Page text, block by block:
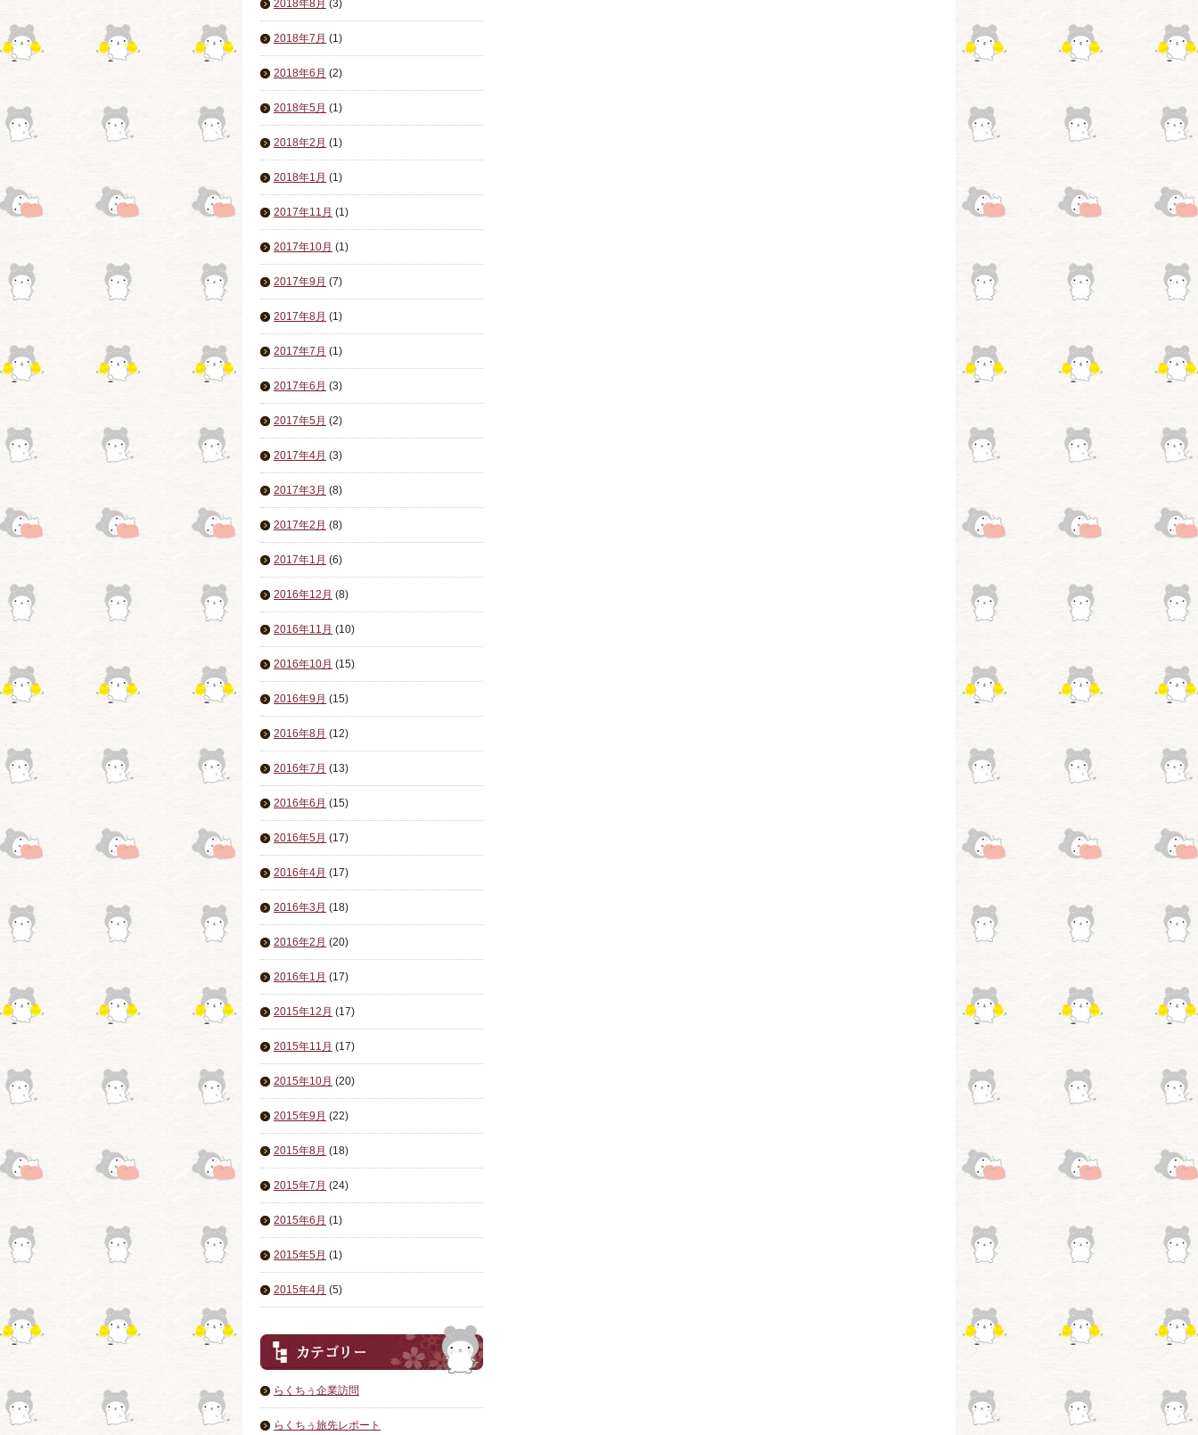
2018年8月 (3)
2018年7月 (1)
2018年6月 (2)
2018年5月 (1)
2018年2月 (1)
2018年1月 (1)
2017年11月 (1)
2017年10月 (1)
2017年9月 (7)
2017年8月 (1)
2017年7月 (1)
2017年6月 (3)
2017年5月 (2)
2017年4月 (3)
2017年3月 (8)
2017年2月 (8)
2017年1月 (6)
2016年12月 (8)
2016年11月 (10)
2016年10月 (15)
2016年9月 (15)
2016年8月 (12)
2016年7月 (13)
2016年6月 (15)
2016年5月 (17)
2016年4月 (17)
2016年3月 (18)
2016年2月 (20)
2016年1月 (17)
2015年12月 (17)
2015年11月 (17)
2015年10月 (20)
2015年9月 (22)
2015年8月 (18)
2015年7月 (24)
2015年6月 (1)
2015年5月 (1)
2015年4月 (5)
らくちぅ企業訪問
らくちぅ旅先レポート